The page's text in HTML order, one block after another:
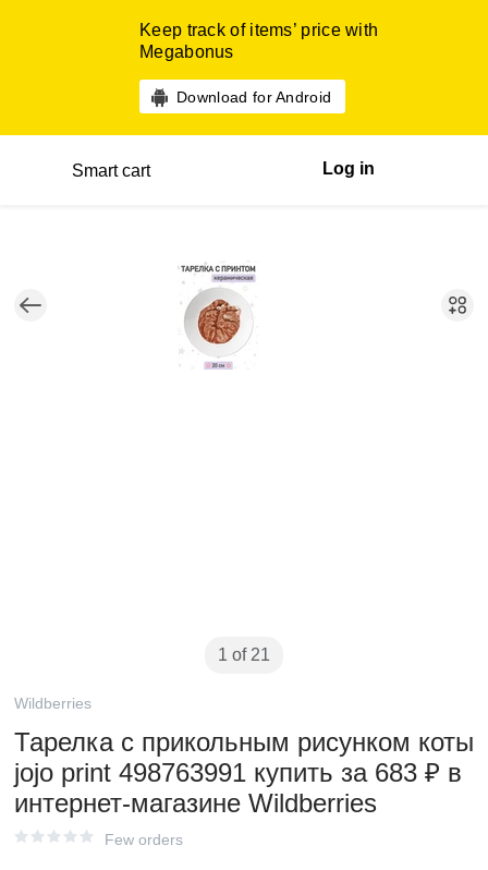
Keep track of items’ price with
Megabonus
Download for Android
Smart cart Log in
1 of 21
Wildberries
Тарелка с прикольным рисунком коты
jojo print 498763991 купить за 683 ₽ в
интернет‑магазине Wildberries
Few orders